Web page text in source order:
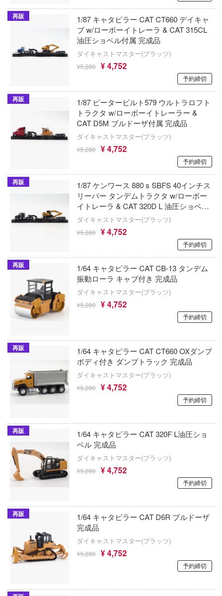
再販
1/87 キャタピラー CAT CT660 デイキャ
ブ w/ローボーイトレーラ & CAT 315CL
油圧ショベル付属 完成品
ダイキャストマスター(プラッツ)
¥5,280 ¥ 4,752
予約締切
再販
1/87 ピータービルト579 ウルトラロフト
トラクタ w/ローボーイトレーラー &
CAT D5M ブルドーザ付属 完成品
ダイキャストマスター(プラッツ)
¥5,280 ¥ 4,752
予約締切
再販
1/87 ケンワース 880 s SBFS 40インチス
リーパー タンデムトラクタ w/ローボー
イトレーラ & CAT 320D L 油圧ショベル
付属 完成品
ダイキャストマスター(プラッツ)
¥5,280 ¥ 4,752
予約締切
再販
1/64 キャタピラー CAT CB-13 タンデム
振動ローラ キャブ付き 完成品
ダイキャストマスター(プラッツ)
¥5,280 ¥ 4,752
予約締切
再販
1/64 キャタピラー CAT CT660 OXダンプ
ボディ付き ダンプトラック 完成品
ダイキャストマスター(プラッツ)
¥5,280 ¥ 4,752
予約締切
再販
1/64 キャタピラー CAT 320F L油圧ショ
ベル 完成品
ダイキャストマスター(プラッツ)
¥5,280 ¥ 4,752
予約締切
再販
1/64 キャタピラー CAT D6R ブルドーザ
完成品
ダイキャストマスター(プラッツ)
¥5,280 ¥ 4,752
予約締切
お隣の天使様にいつの間にか駄目人間に
た件
お兄ちゃんはおしまい!
仮面ライダー
陰の実力者になりたくて!
かげきしょうじょ!!
艦隊これくしょん -艦これ-
かぐや様は告らせたい？～天才たちの恋
～
家庭教師ヒットマンREBORN!
ガールズ&パンツァー
機甲戦記ドラグナー
ガメラ
カウボーイビバップ
ガンダムシリーズ
科学忍者隊ガッチャマン
ガールズバンドクライ
ガールガンレディ
ギルティクラウン
キン肉マン
キルラキル
銀河英雄伝説
Art Spirits
ART MODEL(バウマン・ビーバーコーポ
ョン)
アーティストホビー(ビーバーコーポレー
AMMO(ビーバーコーポレーション)
i8TOYS
アメリカレベル(ハセガワ)
RTディオラマ(ビーバーコーポレーショ
鋼鉄浪漫製造所(IRON ROMANCE
アイリス(ビーバーコーポレーション)
アベール(バウマン)
ABILU Design
アニスコル(核誠治造)
アイガーツール(ミネシマ)
アカデミー(インターアライド)
RSモデル(ビーバーコーポレーション・
アンリミ・モデル(プラッツ)
アミ
ALUMINA
アルター
アルテコ
RMZ ホビー(童友社)
アニュラス
アルビオンアロイズ(ビーバーコーポレー
RPGモデル(ハセガワ)
シリーズ
ンドクライ
クラウン
ン
伝説
バイファム
ーハニー
シリーズ
ガイバー
パトレイバー
GRIDMAN
ージ
わせ
シーポリシー
式アカウント
カウント
公式アカウント